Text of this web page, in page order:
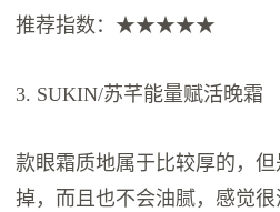
推荐指数：★★★★★
3. SUKIN/苏芊能量赋活晚霜
款眼霜质地属于比较厚的，
掉，而且也不会油腻，感觉